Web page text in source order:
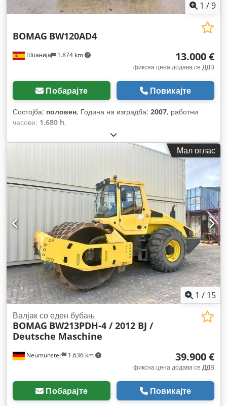
1 /9
Шпанија 1.874 km
BOMAG BW120AD4
13.000 €
фиксна цена додава се ДДВ
Побарајте Повикајте
Состојба: половен, Година на изградба: 2007, работни
часови: 1.680 h,
Мал оглас
1 / 15
Neumünster 1.636 km
Валјак со еден бубањ
BOMAG BW213PDH-4 / 2012 BJ /
Deutsche Maschine
39.900 €
фиксна цена додава се ДДВ
Побарајте Повикајте